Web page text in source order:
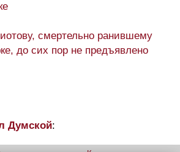
смертельно ранившему
до сих пор не предъявлено
Думской: